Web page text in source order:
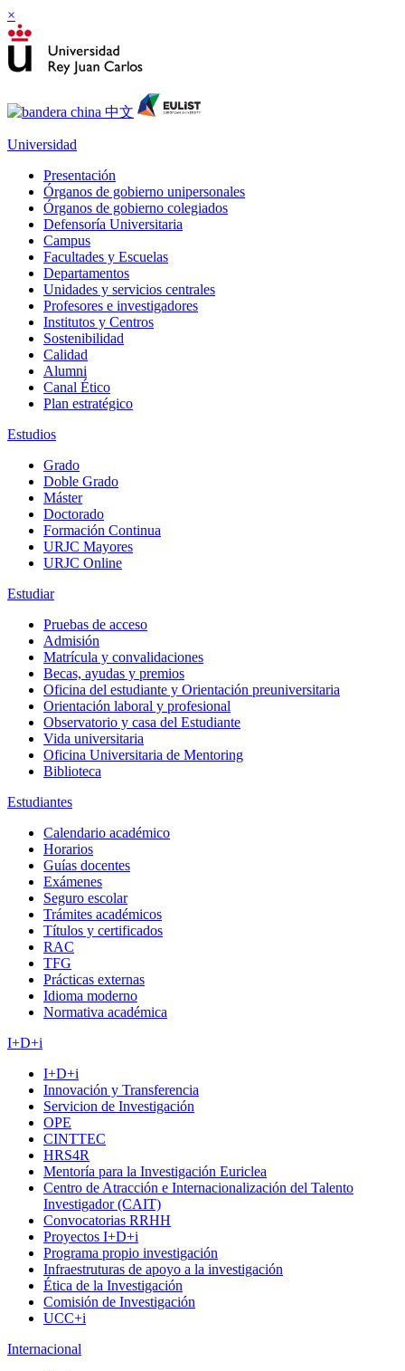
×
Universidad
Presentación
Órganos de gobierno unipersonales
Órganos de gobierno colegiados
Defensoría Universitaria
Campus
Facultades y Escuelas
Departamentos
Unidades y servicios centrales
Profesores e investigadores
Institutos y Centros
Sostenibilidad
Calidad
Alumni
Canal Ético
Plan estratégico
Estudios
Grado
Doble Grado
Máster
Doctorado
Formación Continua
URJC Mayores
URJC Online
Estudiar
Pruebas de acceso
Admisión
Matrícula y convalidaciones
Becas, ayudas y premios
Oficina del estudiante y Orientación preuniversitaria
Orientación laboral y profesional
Observatorio y casa del Estudiante
Vida universitaria
Oficina Universitaria de Mentoring
Biblioteca
Estudiantes
Calendario académico
Horarios
Guías docentes
Exámenes
Seguro escolar
Trámites académicos
Títulos y certificados
RAC
TFG
Prácticas externas
Idioma moderno
Normativa académica
I+D+i
I+D+i
Innovación y Transferencia
Servicion de Investigación
OPE
CINTTEC
HRS4R
Mentoría para la Investigación Euriclea
Centro de Atracción e Internacionalización del Talento
Investigador (CAIT)
Convocatorias RRHH
Proyectos I+D+i
Programa propio investigación
Infraestruturas de apoyo a la investigación
Ética de la Investigación
Comisión de Investigación
UCC+i
Internacional